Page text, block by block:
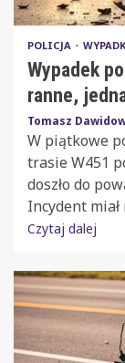
POLICJA
Wypadek
ranne,
Tomasz
W piątkowe
trasie W451
doszło do
Incydent
Czytaj dalej